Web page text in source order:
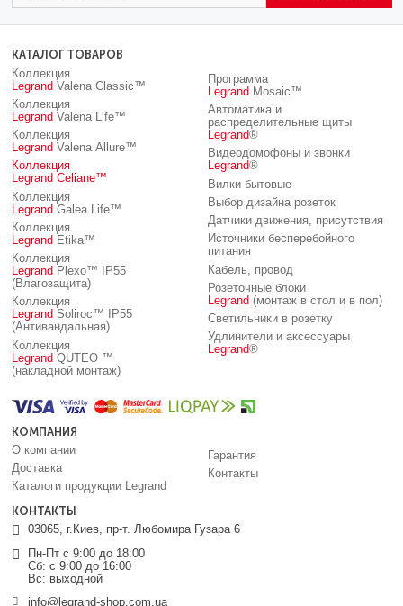
КОНТАКТЫ
03065, г.Киев, пр-т. Любомира Гузара 6
Пн-Пт с 9:00 до 18:00
Сб: с 9:00 до 16:00
Вс: выходной
info@legrand-shop.com.ua
КОМПАНИЯ
О компании
Доставка
Каталоги продукции Legrand
Гарантия
Контакты
КАТАЛОГ ТОВАРОВ
Коллекция
Legrand Valena Classic™
Коллекция
Legrand Valena Life™
Коллекция
Legrand Valena Allure™
Коллекция
Legrand Celiane™
Коллекция
Legrand Galea Life™
Коллекция
Legrand Etika™
Коллекция
Legrand Plexo™ IP55
(Влагозащита)
Коллекция
Legrand Soliroc™ IP55
(Антивандальная)
Коллекция
Legrand QUTEO ™
(накладной монтаж)
Программа
Legrand Mosaic™
Автоматика и
распределительные щиты
Legrand®
Видеодомофоны и звонки
Legrand®
Вилки бытовые
Выбор дизайна розеток
Датчики движения, присутствия
Источники бесперебойного
питания
Кабель, провод
Розеточные блоки
Legrand (монтаж в стол и в пол)
Светильники в розетку
Удлинители и аксессуары
Legrand®